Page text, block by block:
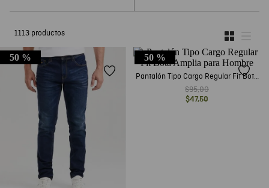
1113 productos
50 %
50 %
Pantalón Tipo Cargo Regular Fit Bota
Amplia para Hombre
$95,00
$47,50